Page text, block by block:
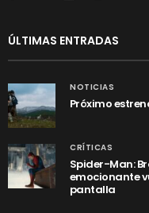
ÚLTIMAS ENTRADAS
NOTICIAS
Próximo
CRÍTICAS
Spider-Man:
emocionante
pantalla